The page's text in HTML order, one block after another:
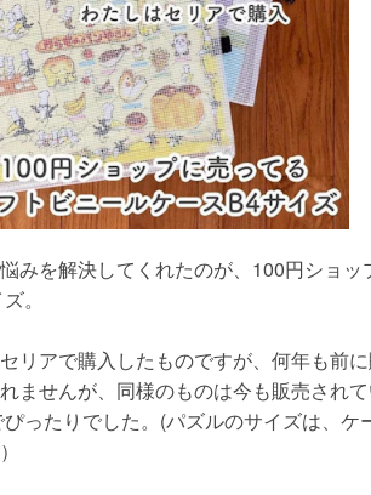
みを解決してくれたのが、100円ショ
。
リアで購入したものですが、何年も前
ませんが、同様のものは今も販売され
ったりでした。(パズルのサイズは、